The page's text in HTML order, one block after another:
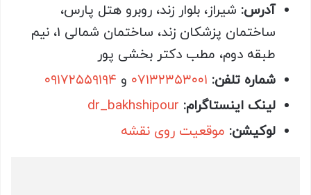
آدرس: شیراز، بلوار زند، روبرو هتل پارس،
ساختمان پزشکان زند، ساختمان شمالی 1، نیم
طبقه دوم، مطب دکتر بخشی پور
شماره تلفن: ۰۷۱۳۲۳۵۳۰۰۱ و
لینک اینستاگرام: dr_bakhshipour
لوکیشن: موقعیت روی نقشه